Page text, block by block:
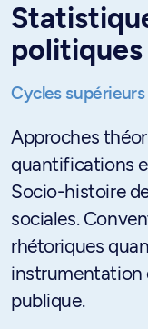
Cycles supérieurs
Approches
quantifications
Socio-histoire
sociales.
rhétoriques
instrumentation
publique.